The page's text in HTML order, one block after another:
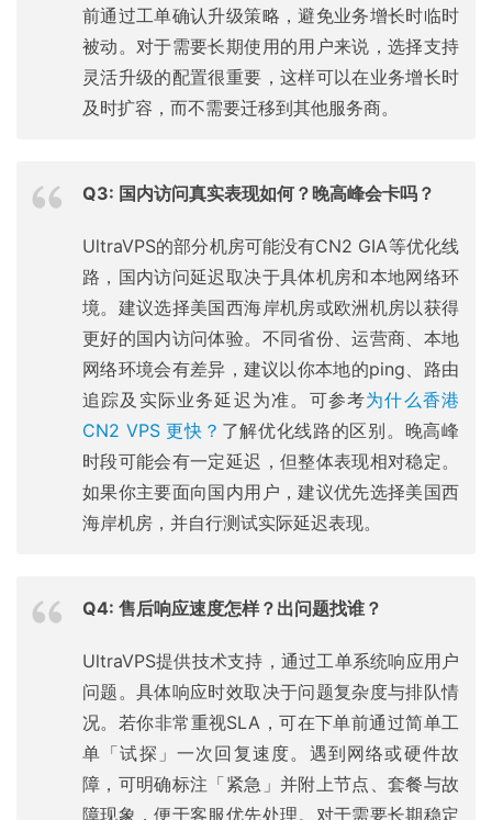
前通过工单确认升级策略，避免业务增长时临时
被动。对于需要长期使用的用户来说，选择支持
灵活升级的配置很重要，这样可以在业务增长时
及时扩容，而不需要迁移到其他服务商。
Q3: 国内访问真实表现如何？晚高峰会卡吗？
UltraVPS的部分机房可能没有CN2 GIA等优化线
路，国内访问延迟取决于具体机房和本地网络环
境。建议选择美国西海岸机房或欧洲机房以获得
更好的国内访问体验。不同省份、运营商、本地
网络环境会有差异，建议以你本地的ping、路由
追踪及实际业务延迟为准。可参考为什么香港
CN2 VPS 更快？ 了解优化线路的区别。晚高峰
时段可能会有一定延迟，但整体表现相对稳定。
如果你主要面向国内用户，建议优先选择美国西
海岸机房，并自行测试实际延迟表现。
Q4: 售后响应速度怎样？出问题找谁？
UltraVPS提供技术支持，通过工单系统响应用户
问题。具体响应时效取决于问题复杂度与排队情
况。若你非常重视SLA，可在下单前通过简单工
单「试探」一次回复速度。遇到网络或硬件故
障，可明确标注「紧急」并附上节点、套餐与故
障现象，便于客服优先处理。对于需要长期稳定